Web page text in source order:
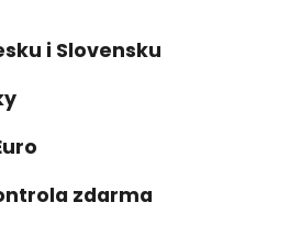
i Slovensku
zdarma